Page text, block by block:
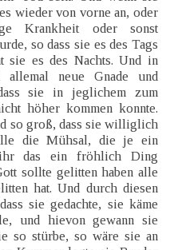
wieder von vorne an, oder
Krankheit oder sonst
so dass sie es des Tags
sie es des Nachts. Und in
neue Gnade und
sie in jeglichem zum
höher kommen konnte.
so groß, dass sie williglich
die Mühsal, die je ein
das ein fröhlich Ding
sollte gelitten haben alle
hat. Und durch diesen
sie gedachte, sie käme
und hievon gewann sie
so stürbe, so wäre sie an